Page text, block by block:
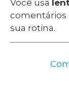
Você usa
comentários
sua rotina.